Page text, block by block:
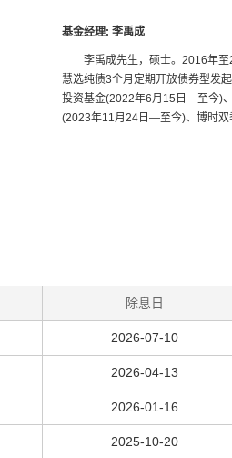
基金经理: 李禹成
李禹成先生，硕士。2016年
慧选纯债3个月定期开放债券型发
投资基金(2022年6月15日—至今)
(2023年11月24日—至今)、博时
除息日
2026-07-10
2026-04-13
2026-01-16
2025-10-20